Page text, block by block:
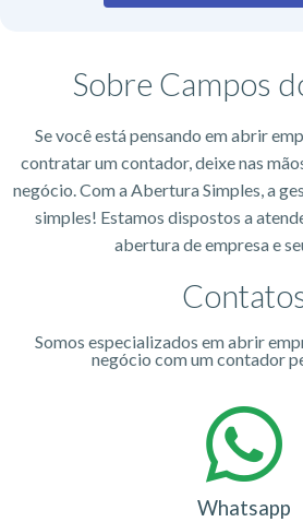
Sobre Campos
Se você está pensando em abrir
contratar um contador, deixe nas
negócio. Com a Abertura Simples, a
simples! Estamos dispostos a
abertura de empresa e
Somos especializados em abrir
negócio com um contador
Whatsapp